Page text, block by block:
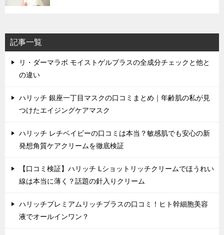
記事一覧
リ・ダーマラボ モイストゲルプラスの全成分チェックと他と
の違い
ハリッチ 銀座一丁目マスクの口コミまとめ｜年齢肌の私が見
つけたエイジングケアマスク
ハリッチ レチベイビーの口コミは本当？敏感肌でも安心の新
発想角質ケアクリームを徹底検証
【口コミ検証】ハリッチ Lショットリッチクリームでほうれい
線は本当に薄く？話題の針入りクリーム
ハリッチプレミアムリッチプラスの口コミ！ヒト幹細胞美容
液でオールインワン？